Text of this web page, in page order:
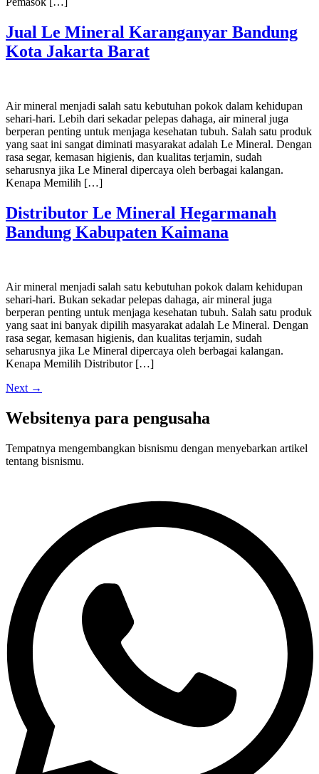
Jual Le Mineral Karanganyar Bandung
Kota Jakarta Barat
Air mineral menjadi salah satu kebutuhan pokok dalam kehidupan
sehari-hari. Lebih dari sekadar pelepas dahaga, air mineral juga
berperan penting untuk menjaga kesehatan tubuh. Salah satu produk
yang saat ini sangat diminati masyarakat adalah Le Mineral. Dengan
rasa segar, kemasan higienis, dan kualitas terjamin, sudah
seharusnya jika Le Mineral dipercaya oleh berbagai kalangan.
Kenapa Memilih […]
Distributor Le Mineral Hegarmanah
Bandung Kabupaten Kaimana
Air mineral menjadi salah satu kebutuhan pokok dalam kehidupan
sehari-hari. Bukan sekadar pelepas dahaga, air mineral juga
berperan penting untuk menjaga kesehatan tubuh. Salah satu produk
yang saat ini banyak dipilih masyarakat adalah Le Mineral. Dengan
rasa segar, kemasan higienis, dan kualitas terjamin, sudah
seharusnya jika Le Mineral dipercaya oleh berbagai kalangan.
Kenapa Memilih Distributor […]
Next →
Websitenya para pengusaha
Tempatnya mengembangkan bisnismu dengan menyebarkan artikel
tentang bisnismu.